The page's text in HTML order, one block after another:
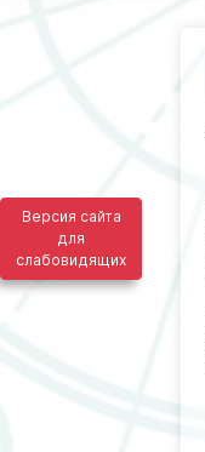
Версия сайта
для
слабовидящих